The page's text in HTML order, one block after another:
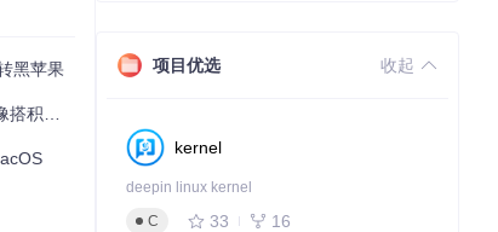
黑苹果
简单
项目优选 收起
kernel
deepin linux kernel
C
33 16